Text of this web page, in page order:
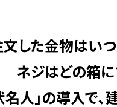
文した金物はいつ
ネジはどの箱に
名人」の導入で､